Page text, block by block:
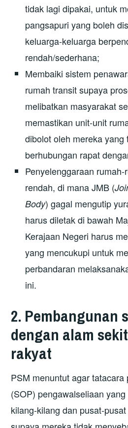
tidak lagi dipakai, untuk
pangsapuri yang boleh
keluarga-keluarga
rendah/sederhana;
Membaiki sistem
rumah transit supaya
melibatkan masyarakat
memastikan unit-unit
dibolot oleh mereka yang
berhubungan rapat
Penyelenggaraan
rendah, di mana JMB (
Body) gagal mengutip
harus diletak di bawah
Kerajaan Negeri harus
yang mencukupi untuk
perbandaran
ini.
2. Pembangunan
dengan alam
rakyat
PSM menuntut agar
(SOP) pengawalseliaan
kilang-kilang dan pusat-